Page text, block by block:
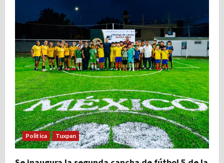
Politica Tuxpan